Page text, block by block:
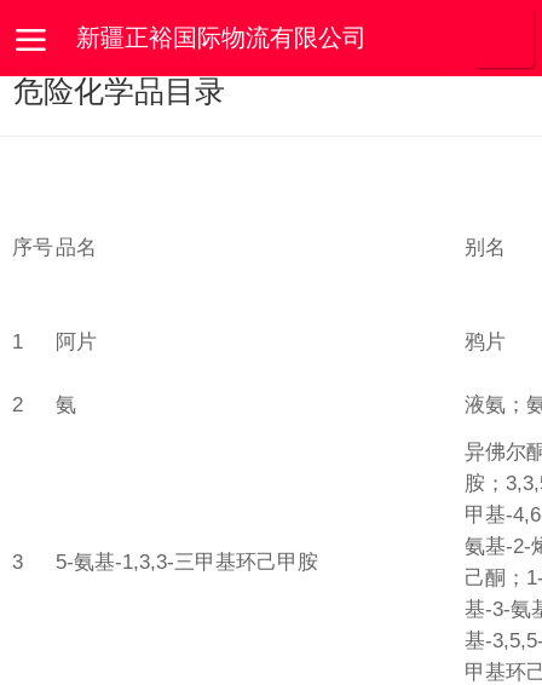
新疆正裕国际物流有限公司
危险化学品目录
序号品名 别名
1 阿片 鸦片
2 氨 液氨；
3 5-氨基-1,3,3-三甲基环己甲胺
异佛尔
胺；
甲基-
氨基-2-
己酮；
基-3-氨
基-
甲基环